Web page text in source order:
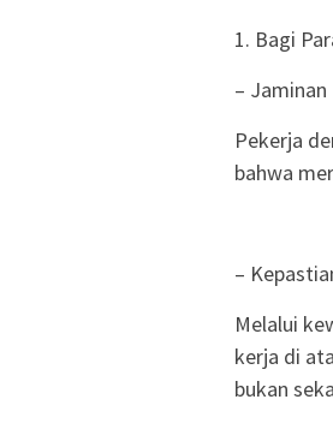
1. Bagi
–
Pekerja
bahwa
–
Melalui
kerja di
bukan